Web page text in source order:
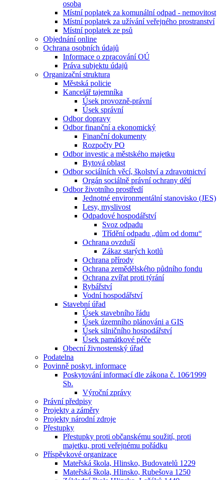
osoba
Místní poplatek za komunální odpad - nemovitost
Místní poplatek za užívání veřejného prostranství
Místní poplatek ze psů
Objednání online
Ochrana osobních údajů
Informace o zpracování OÚ
Práva subjektu údajů
Organizační struktura
Městská policie
Kancelář tajemníka
Úsek provozně-právní
Úsek správní
Odbor dopravy
Odbor finanční a ekonomický
Finanční dokumenty
Rozpočty PO
Odbor investic a městského majetku
Bytová oblast
Odbor sociálních věcí, školství a zdravotnictví
Orgán sociálně právní ochrany dětí
Odbor životního prostředí
Jednotné environmentální stanovisko (JES)
Lesy, myslivost
Odpadové hospodářství
Svoz odpadu
Třídění odpadu „dům od domu“
Ochrana ovzduší
Zákaz starých kotlů
Ochrana přírody
Ochrana zemědělského půdního fondu
Ochrana zvířat proti týrání
Rybářství
Vodní hospodářství
Stavební úřad
Úsek stavebního řádu
Úsek územního plánováni a GIS
Úsek silničního hospodářství
Úsek památkové péče
Obecní živnostenský úřad
Podatelna
Povinně poskyt. informace
Poskytování informací dle zákona č. 106⁄1999
Sb.
Výroční zprávy
Právní předpisy
Projekty a záměry
Projekty národní zdroje
Přestupky
Přestupky proti občanskému soužití, proti
majetku, proti veřejnému pořádku
Příspěvkové organizace
Mateřská škola, Hlinsko, Budovatelů 1229
Mateřská škola, Hlinsko, Rubešova 1250